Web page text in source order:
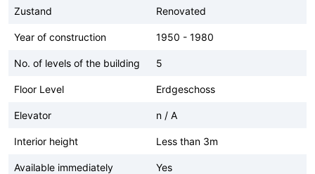
Zustand Renovated
Year of construction 1950 - 1980
No. of levels of the building 5
Floor Level Erdgeschoss
Elevator n / A
Interior height Less than 3m
Available immediately Yes